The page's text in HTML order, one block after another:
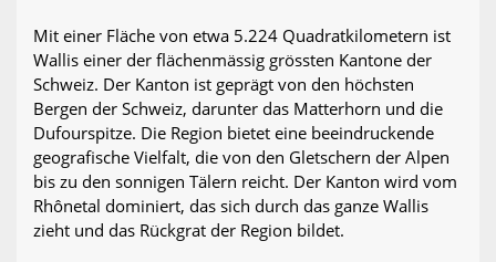
Mit einer Fläche von etwa 5.224 Quadratkilometern ist
Wallis einer der flächenmässig grössten Kantone der
Schweiz. Der Kanton ist geprägt von den höchsten
Bergen der Schweiz, darunter das Matterhorn und die
Dufourspitze. Die Region bietet eine beeindruckende
geografische Vielfalt, die von den Gletschern der Alpen
bis zu den sonnigen Tälern reicht. Der Kanton wird vom
Rhônetal dominiert, das sich durch das ganze Wallis
zieht und das Rückgrat der Region bildet.